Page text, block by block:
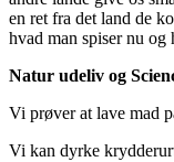
en ret fra det land de
hvad man spiser nu og
Natur udeliv og
Vi prøver at lave mad
Vi kan dyrke